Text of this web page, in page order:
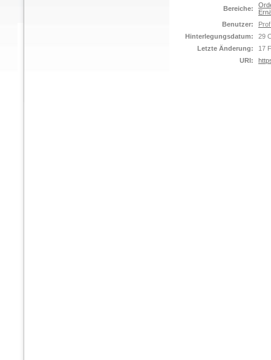
Bereiche:
Benutzer:
Hinterlegungsdatum:
29
Letzte Änderung:
17
URI: